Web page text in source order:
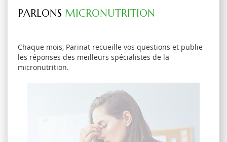
PARLONS MICRONUTRITION
Chaque mois, Parinat recueille vos questions et publie
les réponses des meilleurs spécialistes de la
micronutrition.